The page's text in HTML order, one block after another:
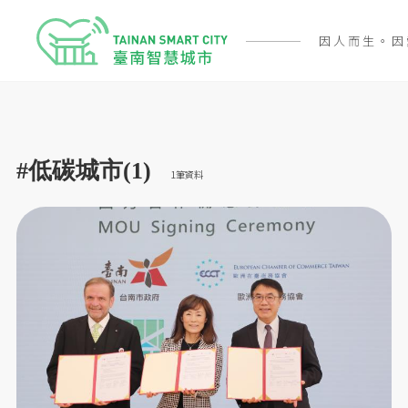
因人而生。
#低碳城市(1) 1筆資料